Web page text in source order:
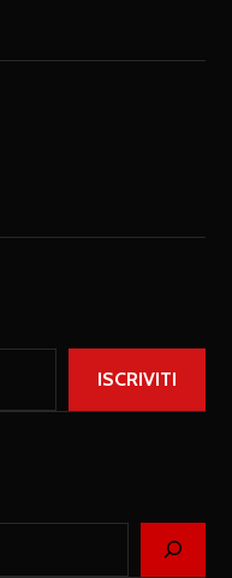
ISCRIVITI